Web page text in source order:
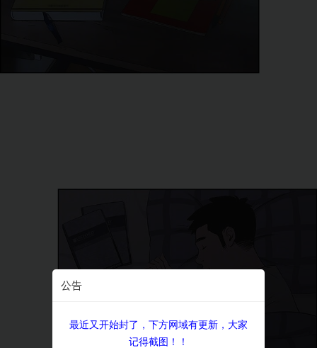
公告
最近又开始封了，下方网域有更新，大家
记得截图！！